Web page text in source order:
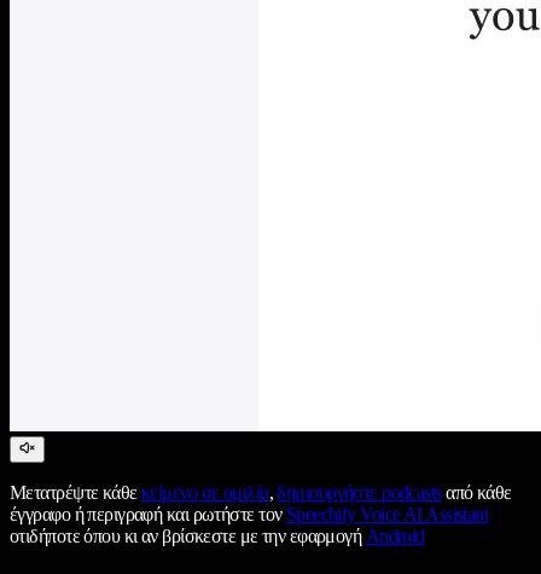
Μετατρέψτε κάθεκείμενο σε ομιλία,δημιουργήστε podcastsαπό κάθε
έγγραφο ή περιγραφή και ρωτήστε τον Speechify Voice AI Assistant
οτιδήποτε όπου κι αν βρίσκεστε με την εφαρμογήAndroid